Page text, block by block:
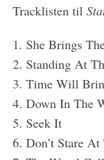
Tracklisten til
1. She Brings
2. Standing At
3. Time Will
4. Down In The
5. Seek It
6. Don’t Stare At